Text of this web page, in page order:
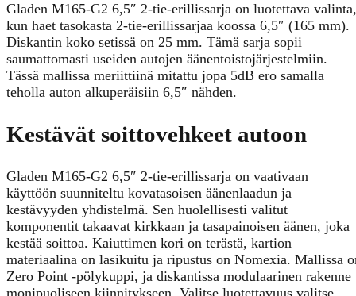
Gladen M165-G2 6,5″ 2-tie-erillissarja on luotettava valinta,
kun haet tasokasta 2-tie-erillissarjaa koossa 6,5″ (165 mm).
Diskantin koko setissä on 25 mm. Tämä sarja sopii
saumattomasti useiden autojen äänentoistojärjestelmiin.
Tässä mallissa meriittiinä mitattu jopa 5dB ero samalla
teholla auton alkuperäisiin 6,5″ nähden.
Kestävät soittovehkeet autoon
Gladen M165-G2 6,5″ 2-tie-erillissarja on vaativaan
käyttöön suunniteltu kovatasoisen äänenlaadun ja
kestävyyden yhdistelmä. Sen huolellisesti valitut
komponentit takaavat kirkkaan ja tasapainoisen äänen, joka
kestää soittoa. Kaiuttimen kori on terästä, kartion
materiaalina on lasikuitu ja ripustus on Nomexia. Mallissa
Zero Point -pölykuppi, ja diskantissa modulaarinen rakenne